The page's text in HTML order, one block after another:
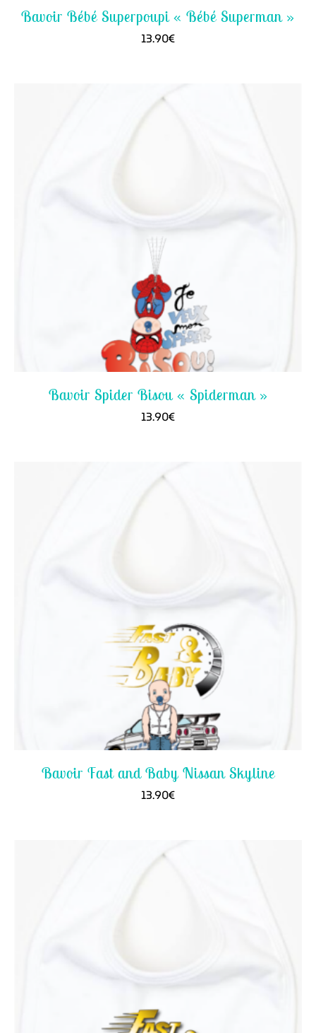
Bavoir Bébé Superpoupi « Bébé Superman »
13.90€
Bavoir Spider Bisou « Spiderman »
13.90€
Bavoir Fast and Baby Nissan Skyline
13.90€